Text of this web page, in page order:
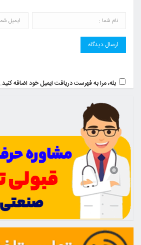
بله، مرا به فهرست دریافت ایمیل خود اضافه کنید.